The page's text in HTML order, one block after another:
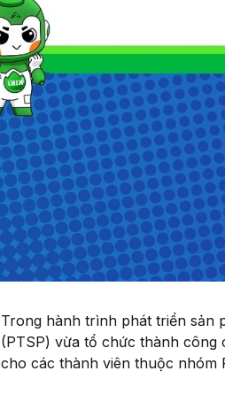
Trong hành trình phát triển sản
(PTSP) vừa tổ chức thành
cho các thành viên thuộc nhóm